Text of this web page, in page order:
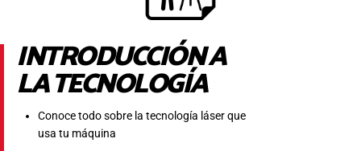
INTRODUCCIÓN A
LA TECNOLOGÍA
Conoce todo sobre la tecnología láser que
usa tu máquina